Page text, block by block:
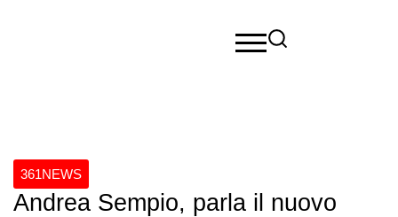
361NEWS
Andrea Sempio, parla il nuovo